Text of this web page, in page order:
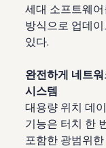
세대 소프트웨
방식으로 업데
있다.
완전하게 네트
시스템
대용량 위치 데
기능은 터치 한
포함한 광범위